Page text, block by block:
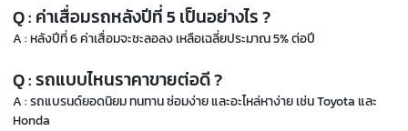
Q : ค่าเสื่อมรถหลังปีที่ 5 เป็นอย่างไร ?
A : หลังปีที่ 6 ค่าเสื่อมจะชะลอลง เหลือเฉลี่ยประมาณ 5% ต่อปี
Q : รถแบบไหนราคาขายต่อดี ?
A : รถแบรนด์ยอดนิยม ทนทาน ซ่อมง่าย และอะไหล่หาง่าย เช่น Toyota และ
Honda